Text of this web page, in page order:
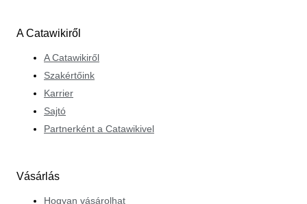
A Catawikiről
A Catawikiről
Szakértőink
Karrier
Sajtó
Partnerként a Catawikivel
Vásárlás
Hogyan vásárolhat